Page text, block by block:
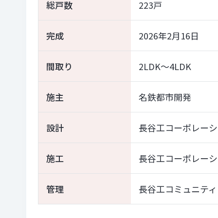
総戸数 223戸
完成 2026年2月16日
間取り 2LDK～4LDK
施主 名鉄都市開発
設計 長谷工コーポレー
施工 長谷工コーポレー
管理 長谷工コミュニティ